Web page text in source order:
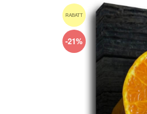
RABATT
-21%